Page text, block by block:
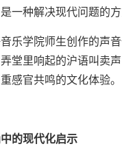
一种解决现代问题的
乐学院师生创作的声
弄堂里响起的沪语叫卖
感官共鸣的文化体验。
的现代化启示